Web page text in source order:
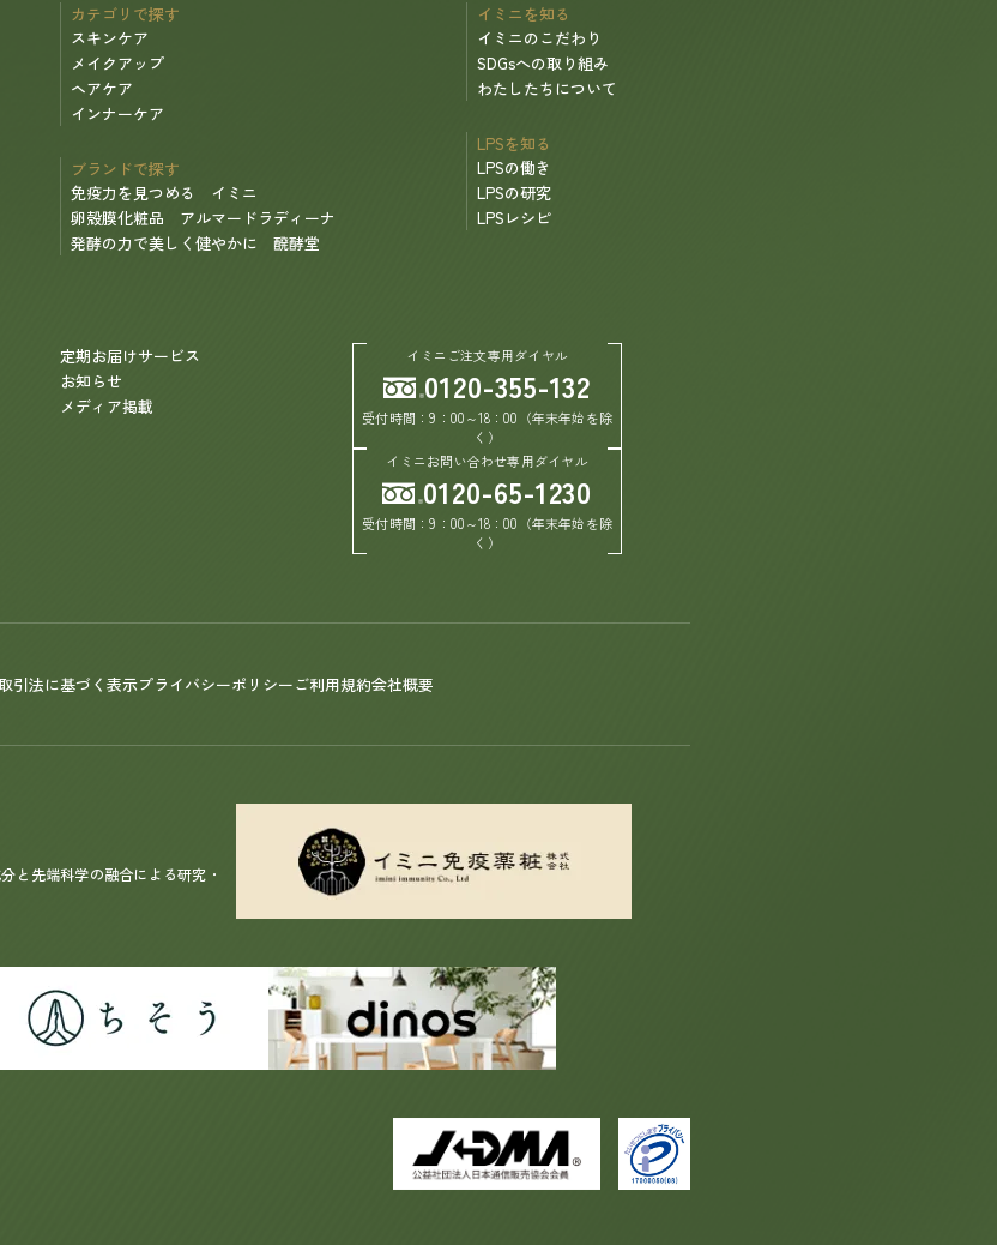
カテゴリで探す
スキンケア
メイクアップ
ヘアケア
インナーケア
ブランドで探す
免疫力を見つめる イミニ
卵殻膜化粧品 アルマードラディーナ
発酵の力で美しく健やかに 醗酵堂
イミニを知る
イミニのこだわり
SDGsへの取り組み
わたしたちについて
LPSを知る
LPSの働き
LPSの研究
LPSレシピ
定期お届けサービス
お知らせ
メディア掲載
イミニご注文専用ダイヤル
0120-355-132
受付時間：9：00～18：00（年末年始を除
く）
イミニお問い合わせ専用ダイヤル
0120-65-1230
受付時間：9：00～18：00（年末年始を除
く）
引法に基づく表示プライバシーポリシーご利用規約会社概要
と先端科学の融合による研究・